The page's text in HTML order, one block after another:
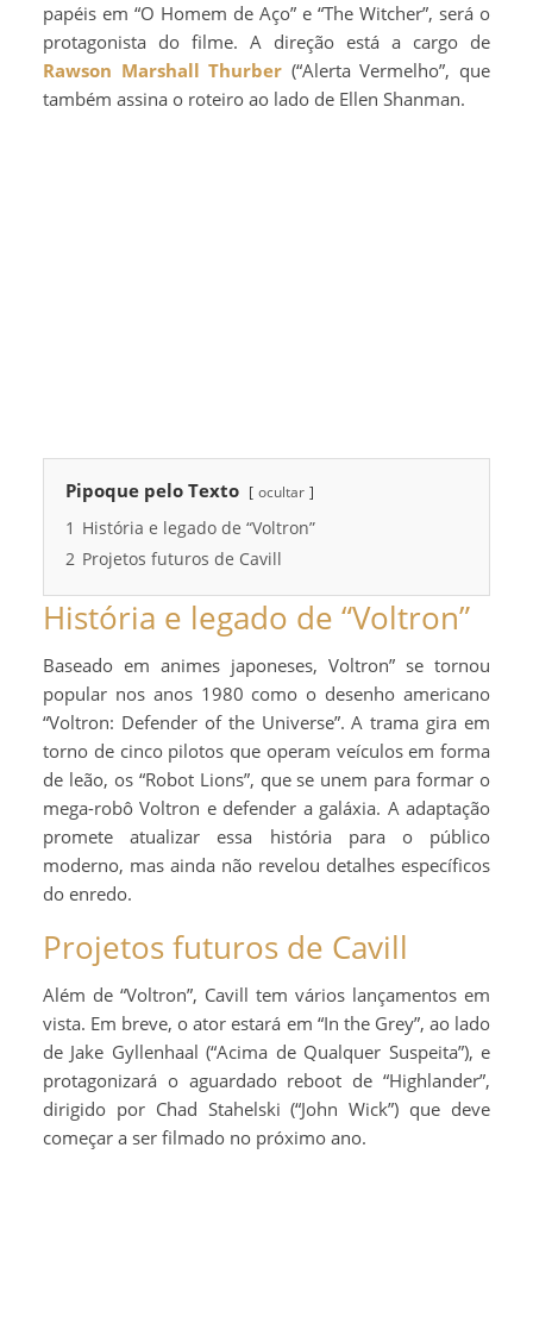
papéis em “O Homem de Aço” e “The Witcher”, será o
protagonista do filme. A direção está a cargo de
Rawson Marshall Thurber (“Alerta Vermelho”, que
também assina o roteiro ao lado de Ellen Shanman.
Pipoque pelo Texto ocultar
1 História e legado de “Voltron”
2 Projetos futuros de Cavill
História e legado de “Voltron”
Baseado em animes japoneses, Voltron” se tornou
popular nos anos 1980 como o desenho americano
“Voltron: Defender of the Universe”. A trama gira em
torno de cinco pilotos que operam veículos em forma
de leão, os “Robot Lions”, que se unem para formar o
mega-robô Voltron e defender a galáxia. A adaptação
promete atualizar essa história para o público
moderno, mas ainda não revelou detalhes específicos
do enredo.
Projetos futuros de Cavill
Além de “Voltron”, Cavill tem vários lançamentos em
vista. Em breve, o ator estará em “In the Grey”, ao lado
de Jake Gyllenhaal (“Acima de Qualquer Suspeita”), e
protagonizará o aguardado reboot de “Highlander”,
dirigido por Chad Stahelski (“John Wick”) que deve
começar a ser filmado no próximo ano.